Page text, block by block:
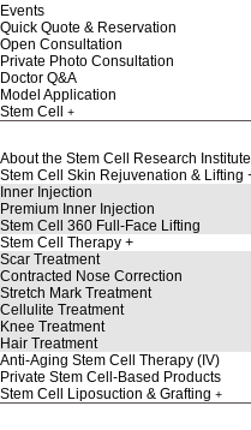
Events
Quick Quote & Reservation
Open Consultation
Private Photo Consultation
Doctor Q&A
Model Application
Stem Cell
About the Stem Cell Research Institute
Stem Cell Skin Rejuvenation & Lifting
Inner Injection
Premium Inner Injection
Stem Cell 360 Full-Face Lifting
Stem Cell Therapy
Scar Treatment
Contracted Nose Correction
Stretch Mark Treatment
Cellulite Treatment
Knee Treatment
Hair Treatment
Anti-Aging Stem Cell Therapy (IV)
Private Stem Cell-Based Products
Stem Cell Liposuction & Grafting